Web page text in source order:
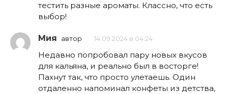
тестить разные ароматы. Классно, что есть
выбор!
Мия автор 14.09.2024 в 04:24
Недавно попробовал пару новых вкусов
для кальяна, и реально был в восторге!
Пахнут так, что просто улетаешь. Один
отдаленно напоминал конфеты из детства,